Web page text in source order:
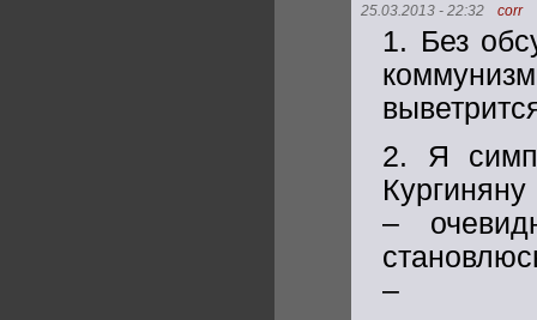
25.03.2013 - 22:32 corr
1. Без
2. Я
–
–